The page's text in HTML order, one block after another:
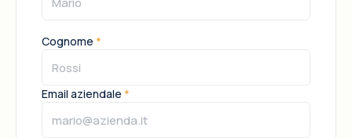
Cognome *
Email aziendale *